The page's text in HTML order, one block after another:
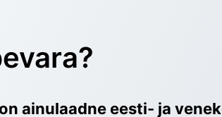
ainulaadne eesti- ja